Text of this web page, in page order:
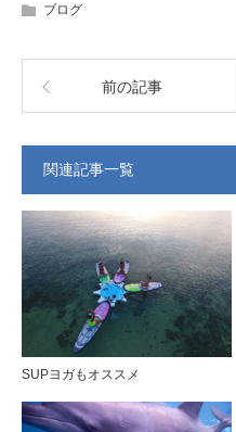
ブログ
前の記事
関連記事一覧
SUPヨガもオススメ